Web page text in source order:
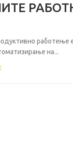
работење е
на...